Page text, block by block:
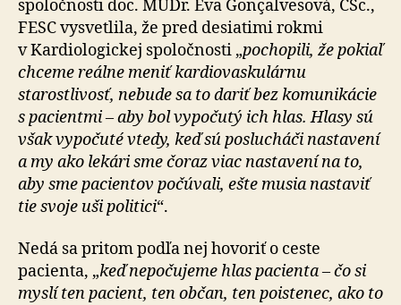
spoločnosti doc. MUDr. Eva Gonçalvesová, CSc.,
FESC vysvetlila, že pred desiatimi rokmi
v Kardiologickej spoločnosti „pochopili, že pokiaľ
chceme reálne meniť kardiovaskulárnu
starostlivosť, nebude sa to dariť bez komunikácie
s pacientmi – aby bol vypočutý ich hlas. Hlasy sú
však vypočuté vtedy, keď sú poslucháči nastavení
a my ako lekári sme čoraz viac nastavení na to,
aby sme pacientov počúvali, ešte musia nastaviť
tie svoje uši politici“.
Nedá sa pritom podľa nej hovoriť o ceste
pacienta, „keď nepočujeme hlas pacienta – čo si
myslí ten pacient, ten občan, ten poistenec, ako to